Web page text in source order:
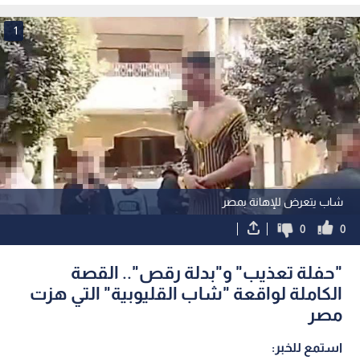
شاب يتعرض للإهانة بمصر
1
0
0
"حفلة تعذيب" و"بدلة رقص".. القصة
الكاملة لواقعة "شاب القليوبية" التي هزت
مصر
استمع للخبر: